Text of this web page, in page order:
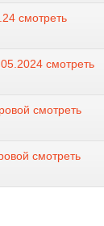
смотреть
смотреть
смотреть
смотреть